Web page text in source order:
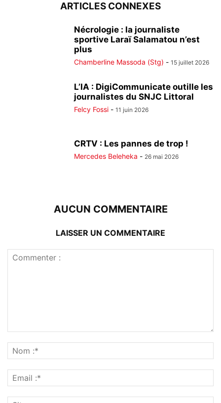
ARTICLES CONNEXES
Nécrologie : la journaliste
sportive Laraï Salamatou n’est
plus
Chamberline Massoda (Stg) - 15 juillet 2026
L’IA : DigiCommunicate outille les
journalistes du SNJC Littoral
Felcy Fossi - 11 juin 2026
CRTV : Les pannes de trop !
Mercedes Beleheka - 26 mai 2026
AUCUN COMMENTAIRE
LAISSER UN COMMENTAIRE